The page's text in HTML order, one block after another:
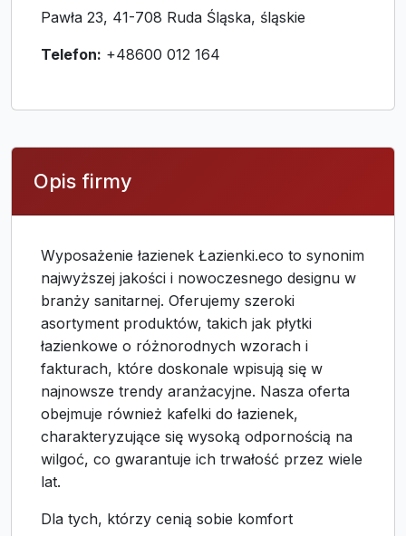
Pawła 23, 41-708 Ruda Śląska, śląskie
Telefon: +48600 012 164
Opis firmy
Wyposażenie łazienek Łazienki.eco to synonim
najwyższej jakości i nowoczesnego designu w
branży sanitarnej. Oferujemy szeroki
asortyment produktów, takich jak płytki
łazienkowe o różnorodnych wzorach i
fakturach, które doskonale wpisują się w
najnowsze trendy aranżacyjne. Nasza oferta
obejmuje również kafelki do łazienek,
charakteryzujące się wysoką odpornością na
wilgoć, co gwarantuje ich trwałość przez wiele
lat.
Dla tych, którzy cenią sobie komfort